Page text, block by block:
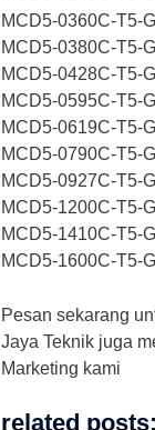
MCD5-0360C-T5-
MCD5-0380C-T5-
MCD5-0428C-T5-
MCD5-0595C-T5-
MCD5-0619C-T5-
MCD5-0790C-T5-
MCD5-0927C-T5-
MCD5-1200C-T5-
MCD5-1410C-T5-
MCD5-1600C-T5-
Pesan sekarang
Jaya Teknik juga
Marketing kami
related posts: